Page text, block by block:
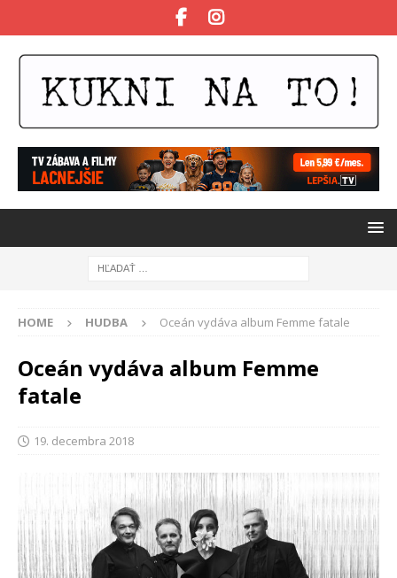
HOME HUDBA Oceán vydáva album Femme fatale
Oceán vydáva album Femme
fatale
19. decembra 2018